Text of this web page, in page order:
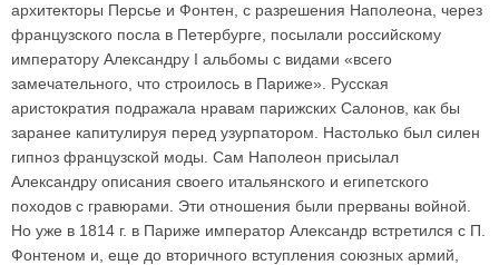
архитекторы Персье и Фонтен, с разрешения Наполеона, через
французского посла в Петербурге, посылали российскому
императору Александру I альбомы с видами «всего
замечательного, что строилось в Париже». Русская
аристократия подражала нравам парижских Салонов, как бы
заранее капитулируя перед узурпатором. Настолько был силен
гипноз французской моды. Сам Наполеон присылал
Александру описания своего итальянского и египетского
походов с гравюрами. Эти отношения были прерваны войной.
Но уже в 1814 г. в Париже император Александр встретился с П.
Фонтеном и, еще до вторичного вступления союзных армий,